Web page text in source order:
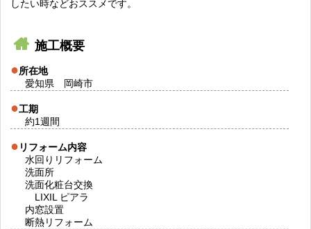
したい時などおススメです。
施工概要
所在地
愛知県 岡崎市
工期
約1週間
リフォーム内容
水回りリフォーム
洗面所
洗面化粧台交換
LIXIL ピアラ
内窓設置
断熱リフォーム